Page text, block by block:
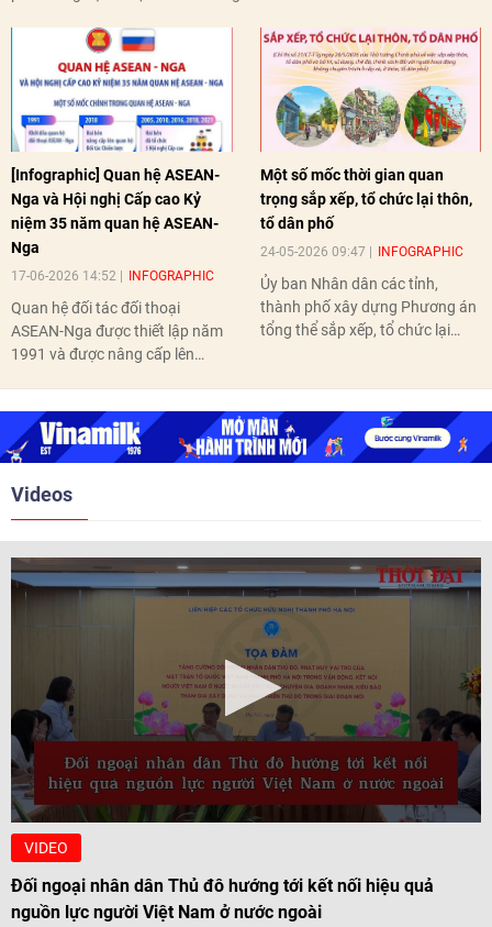
[Infographic] Quan hệ ASEAN-
Nga và Hội nghị Cấp cao Kỷ
niệm 35 năm quan hệ ASEAN-
Nga
17-06-2026 14:52 INFOGRAPHIC
Quan hệ đối tác đối thoại
ASEAN-Nga được thiết lập năm
1991 và được nâng cấp lên
nghị Cấp cao vào các năm 2005,
2010, 2016, 2018, 2021.
Một số mốc thời gian quan
trọng sắp xếp, tổ chức lại thôn,
tổ dân phố
24-05-2026 09:47 INFOGRAPHIC
Ủy ban Nhân dân các tỉnh,
thành phố xây dựng Phương án
tổng thể sắp xếp, tổ chức lại
Videos
VIDEO
Đối ngoại nhân dân Thủ đô hướng tới kết nối hiệu quả
nguồn lực người Việt Nam ở nước ngoài